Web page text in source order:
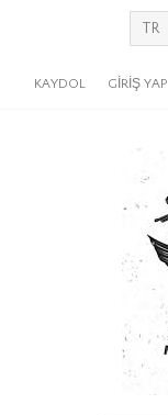
KAYDOL GIRIŞ YAP